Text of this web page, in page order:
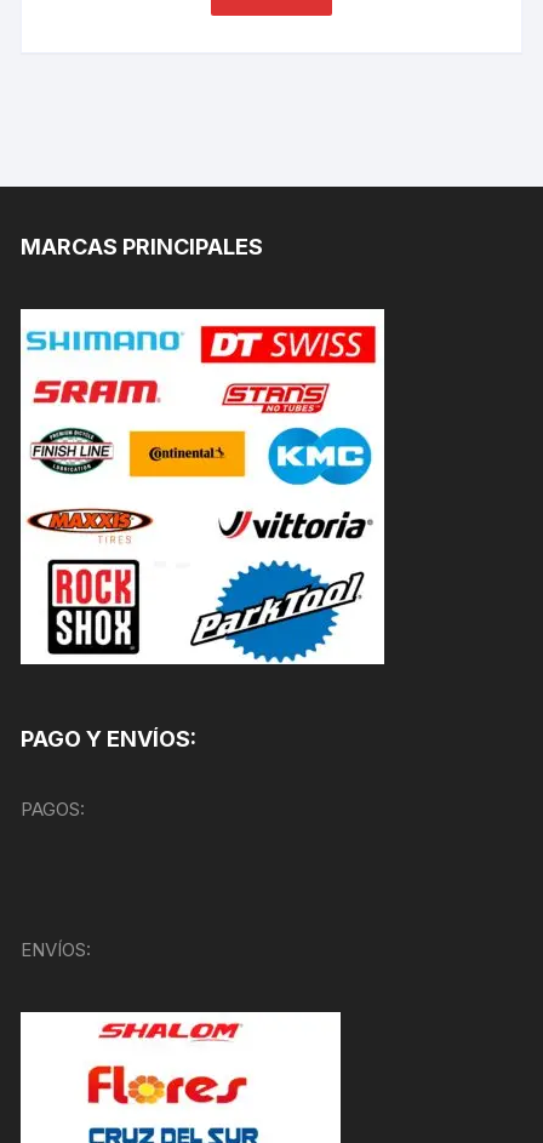
MARCAS PRINCIPALES
PAGO Y ENVÍOS:
PAGOS:
ENVÍOS: